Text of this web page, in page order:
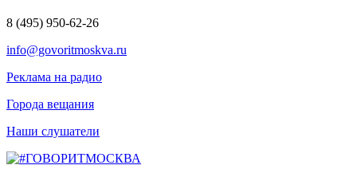
8 (495) 950-62-26
info@govoritmoskva.ru
Реклама на радио
Города вещания
Наши слушатели